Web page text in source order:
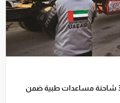
الإمارات تعزز صمود غزة بـ 30 شاحنة مساعدات طبية ضمن